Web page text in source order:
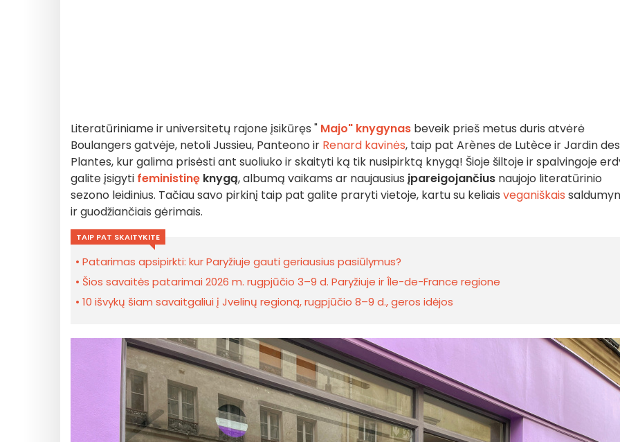
Literatūriniame ir universitetų rajone įsikūręs " Majo" knygynas beveik prieš metus duris atvėrė
Boulangers gatvėje, netoli Jussieu, Panteono ir Renard kavinės, taip pat Arènes de Lutèce ir Jardin des
Plantes, kur galima prisėsti ant suoliuko ir skaityti ką tik nusipirktą knygą! Šioje šiltoje ir spalvingoje
galite įsigyti feministinę knygą, albumą vaikams ar naujausius įpareigojančius naujojo literatūrinio
sezono leidinius. Tačiau savo pirkinį taip pat galite praryti vietoje, kartu su keliais veganiškais
ir guodžiančiais gėrimais.
TAIP PAT SKAITYKITE
Patarimas apsipirkti: kur Paryžiuje gauti geriausius pasiūlymus?
Šios savaitės patarimai 2026 m. rugpjūčio 3–9 d. Paryžiuje ir Île-de-France regione
10 išvykų šiam savaitgaliui į Jvelinų regioną, rugpjūčio 8–9 d., geros idėjos